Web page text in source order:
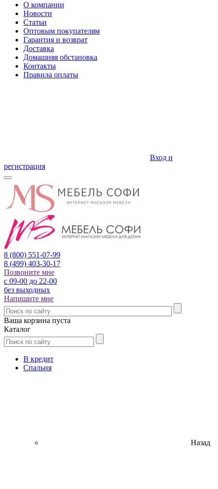
О компании
Новости
Статьи
Оптовым покупателям
Гарантия и возврат
Доставка
Домашняя обстановка
Контакты
Правила оплаты
Вход и
регистрация
8 (800) 551-07-99
8 (499) 403-30-17
Позвоните мне
с 09-00 до 22-00
без выходных
Напишите мне
Ваша корзина пуста
Каталог
В кредит
Спальня
Назад